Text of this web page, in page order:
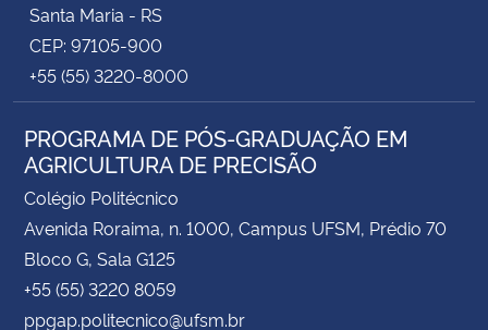
Santa Maria - RS
CEP: 97105-900
+55 (55) 3220-8000
PROGRAMA DE PÓS-GRADUAÇÃO EM
AGRICULTURA DE PRECISÃO
Colégio Politécnico
Avenida Roraima, n. 1000, Campus UFSM, Prédio 70
Bloco G, Sala G125
+55 (55) 3220 8059
ppgap.politecnico@ufsm.br